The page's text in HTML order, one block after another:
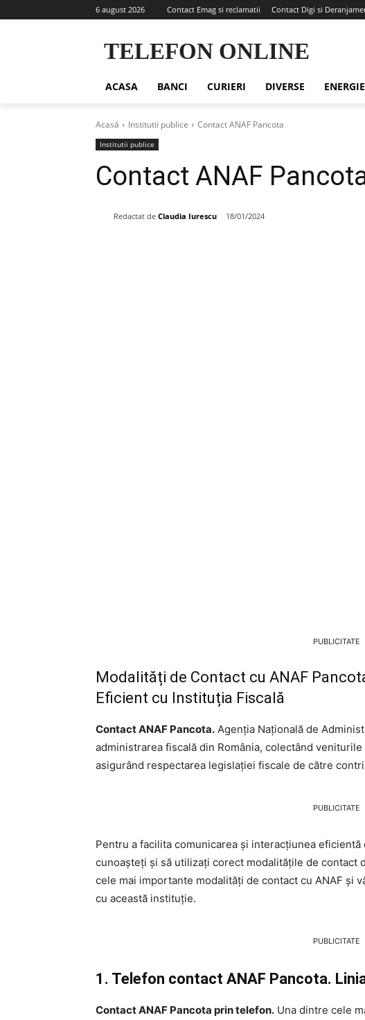
6 august 2026 Contact Emag si reclamatii Contact Digi si
TELEFON ONLINE
ACASA BANCI CURIERI DIVERSE ENERGIE
Acasă Institutii publice Contact ANAF Pancota
Institutii publice
Contact ANAF
Redactat de Claudia Iurescu 18/01/2024
PUBLICITATE
Modalități de Contact cu ANAF
Eficient cu Instituția Fiscală
Contact ANAF Pancota. Agenția Națională de
administrarea fiscală din România, colectând
asigurând respectarea legislației fiscale de către
PUBLICITATE
Pentru a facilita comunicarea și interacțiunea
cunoașteți și să utilizați corect modalitățile de contact
cele mai importante modalități de contact cu ANAF și
cu această instituție.
PUBLICITATE
1. Telefon contact ANAF Pancota.
Contact ANAF Pancota prin telefon. Una dintre cele